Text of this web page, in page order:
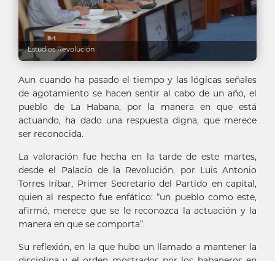
Estudios Revolución
Aun cuando ha pasado el tiempo y las lógicas señales
de agotamiento se hacen sentir al cabo de un año, el
pueblo de La Habana, por la manera en que está
actuando, ha dado una respuesta digna, que merece
ser reconocida.
La valoración fue hecha en la tarde de este martes,
desde el Palacio de la Revolución, por Luis Antonio
Torres Iríbar, Primer Secretario del Partido en capital,
quien al respecto fue enfático: “un pueblo como este,
afirmó, merece que se le reconozca la actuación y la
manera en que se comporta”.
Su reflexión, en la que hubo un llamado a mantener la